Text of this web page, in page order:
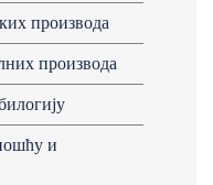
производa
производa
и